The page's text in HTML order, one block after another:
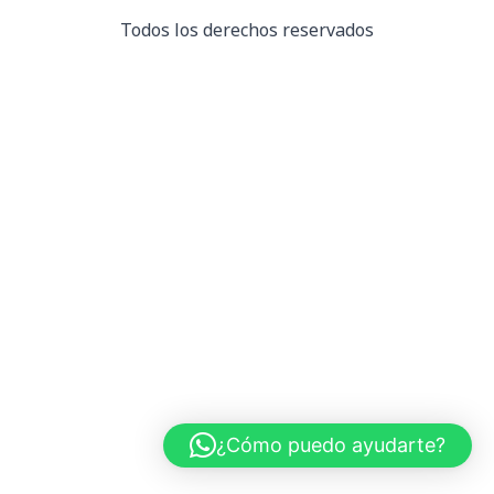
Todos los derechos reservados
¿Cómo puedo ayudarte?